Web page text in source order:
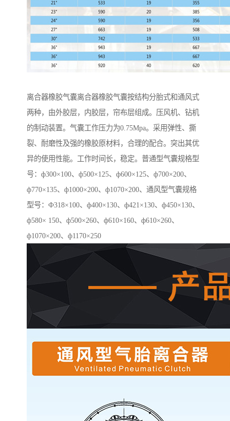
离合器橡胶气囊离合器橡胶气囊按结构分胎式和通风式
两种，由外胶层，内胶层，帘布层组成。压风机、钻机
的制动装置。气囊工作压力为0.75Mpa。采用弹性、撕
裂、耐磨性及强的橡胶原材料，合理的配合。突出其优
异的使用性能。工作时间长，稳定。普通型气囊规格型
号：ф300×100、ф500×125、ф600×125、ф700×200、
ф770×135、ф1000×200、ф1070×200、通风型气囊规格
型号：Ф318×100、ф400×130、ф421×130、ф450×130、
ф580× 150、ф500×260、ф610×160、ф610×260、
ф1070×200、ф1170×250